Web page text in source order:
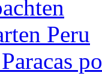
Peru